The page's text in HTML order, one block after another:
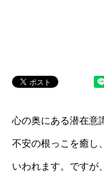
心の奥にある潜在意
不安の根っこを癒し
いわれます。ですが